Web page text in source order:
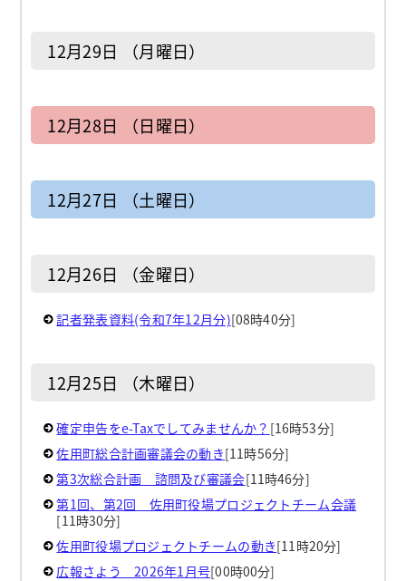
12月29日 （月曜日）
12月28日 （日曜日）
12月27日 （土曜日）
12月26日 （金曜日）
記者発表資料(令和7年12月分)[08時40分]
12月25日 （木曜日）
確定申告をe-Taxでしてみませんか？ [16時53分]
佐用町総合計画審議会の動き[11時56分]
第3次総合計画 諮問及び審議会[11時46分]
第1回、第2回 佐用町役場プロジェクトチーム会議
[11時30分]
佐用町役場プロジェクトチームの動き[11時20分]
広報さよう 2026年1月号[00時00分]